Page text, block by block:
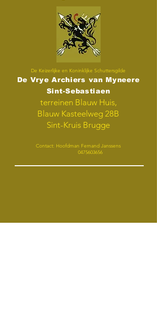
De Keizerlijke en Koninklijke Schuttersgilde
De Vrye Archiers van Myneere
Sint-Sebastiaen
terreinen Blauw Huis,
Blauw Kasteelweg 28B
Sint-Kruis Brugge
Contact: Hoofdman Fernand Janssens
0475603656